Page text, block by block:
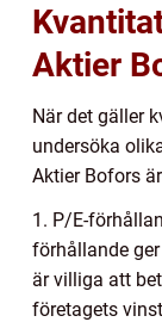
Aktier
När det gäller
undersöka
Aktier Bofors
1. P/E-
förhållande
är villiga att
företagets